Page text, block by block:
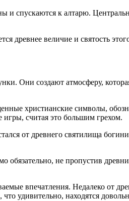
спускаются к алтарю.
величие и святость
Они создают атмосферу,
христианские символы,
игры, считая это большим грехом.
от древнего святилища
обязательно, не пропустив
впечатления. Недалеко от
удивительно, находятся